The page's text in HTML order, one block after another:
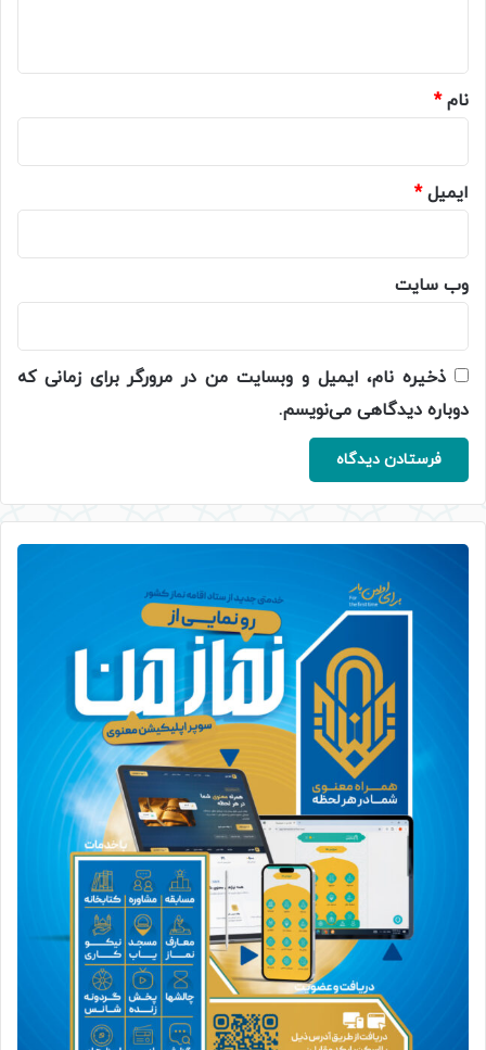
نام*
ایمیل*
وب‌ سایت
ذخیره نام، ایمیل و وبسایت من در مرورگر برای زمانی که
دوباره دیدگاهی می‌نویسم.